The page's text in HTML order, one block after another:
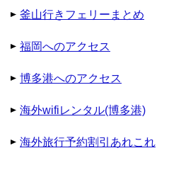
釜山行きフェリーまとめ
福岡へのアクセス
博多港へのアクセス
海外wifiレンタル(博多港)
海外旅行予約割引あれこれ